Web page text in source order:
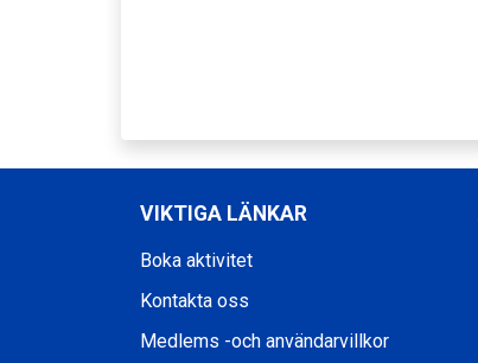
VIKTIGA LÄNKAR
Boka aktivitet
Kontakta oss
Medlems -och användarvillkor